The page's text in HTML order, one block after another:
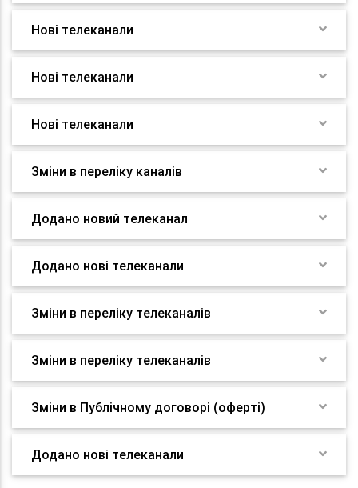
Нові телеканали
Нові телеканали
Нові телеканали
Зміни в переліку каналів
Додано новий телеканал
Додано нові телеканали
Зміни в переліку телеканалів
Зміни в переліку телеканалів
Зміни в Публічному договорі (оферті)
Додано нові телеканали